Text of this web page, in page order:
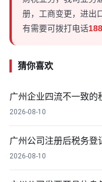
册，工商变更，进出
有需要可拨打电话
猜你喜欢
广州企业四流不一致的
2026-08-10
广州公司注册后税务登
2026-08-10